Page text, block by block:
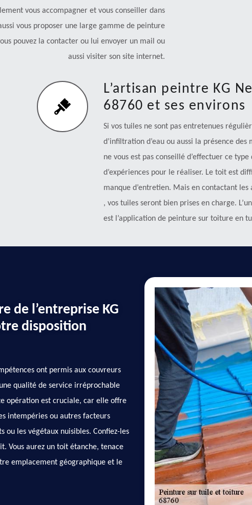
vous accompagner et vous conseiller dans
vous proposer une large gamme de peinture
pouvez la contacter ou lui envoyer un mail ou
aussi visiter son site internet.
L’artisan peintre KG
68760 et ses environs
Si vos tuiles ne sont pas entretenues
d’infiltration d’eau ou aussi la présence des
ne vous est pas conseillé d’effectuer ce
d’expériences pour le réaliser. Le toit est
manque d’entretien. Mais en contactant les
, vos tuiles seront bien prises en charge.
est l’application de peinture sur toiture en
de l’entreprise KG
disposition
ont permis aux couvreurs
qualité de service irréprochable
opération est cruciale, car elle offre
intempéries ou autres facteurs
ou les végétaux nuisibles. Confiez-les
Vous aurez un toit étanche, tenace
emplacement géographique et le